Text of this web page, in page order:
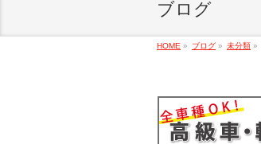
ブログ
HOME » ブログ » 未分類 »